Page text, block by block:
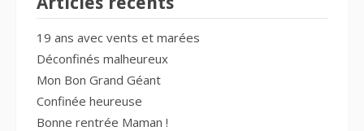
19 ans avec vents et marées
Déconfinés malheureux
Mon Bon Grand Géant
Confinée heureuse
Bonne rentrée Maman !